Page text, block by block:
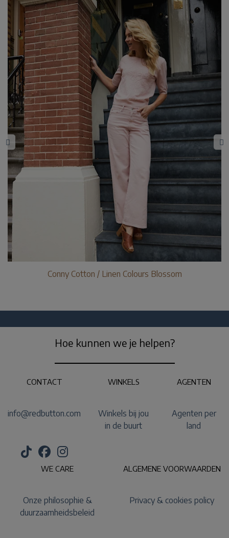
Conny Cotton / Linen Colours Blossom
Hoe kunnen we je helpen?
CONTACT
info@redbutton.com
WINKELS
Winkels bij jou
in de buurt
AGENTEN
Agenten per
land
WE CARE
Onze philosophie &
duurzaamheidsbeleid
ALGEMENE VOORWAARDEN
Privacy & cookies policy